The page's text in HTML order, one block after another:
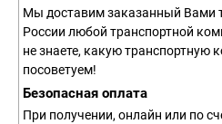
Мы доставим заказанный Вами
России любой транспортной
не знаете, какую
посоветуем!
Безопасная оплата
При получении, онлайн или по